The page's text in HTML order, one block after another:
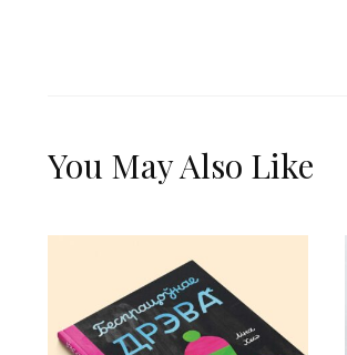
You May Also Like